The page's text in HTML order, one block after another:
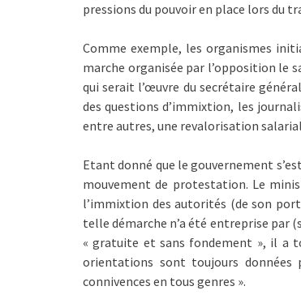
pressions du pouvoir en place lors du
Comme exemple, les organismes
marche organisée par l’opposition le
qui serait l’œuvre du secrétaire
des questions d’immixtion, les
entre autres, une revalorisation
Etant donné que le gouvernement
mouvement de protestation. Le
l’immixtion des autorités (de son
telle démarche n’a été entreprise par
« gratuite et sans fondement », il a
orientations sont toujours données
connivences en tous genres ».